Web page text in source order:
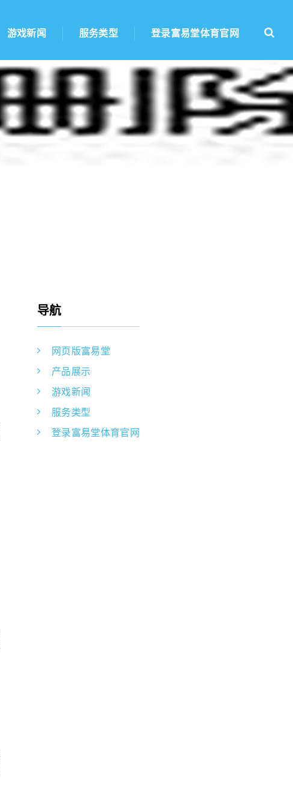
游戏新闻 服务类型 登录富易堂体育官网
导航
网页版富易堂
产品展示
游戏新闻
服务类型
登录富易堂体育官网